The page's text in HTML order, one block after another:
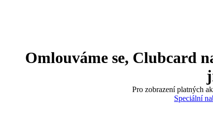
Omlouváme se, Clubcard
Pro zobrazení platných
Speciální